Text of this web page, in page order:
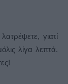
γιατί
λίγα λεπτά.